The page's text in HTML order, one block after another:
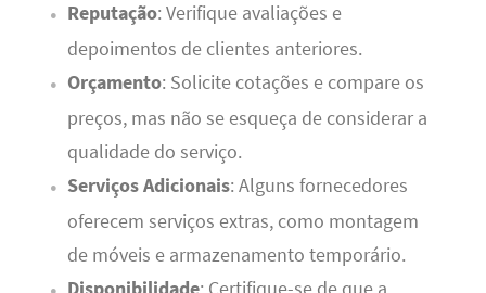
Reputação: Verifique avaliações e
depoimentos de clientes anteriores.
Orçamento: Solicite cotações e compare os
preços, mas não se esqueça de considerar a
qualidade do serviço.
Serviços Adicionais: Alguns fornecedores
oferecem serviços extras, como montagem
de móveis e armazenamento temporário.